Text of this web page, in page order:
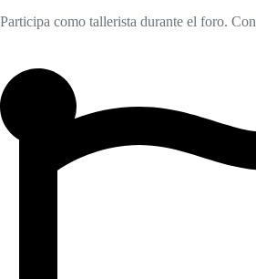
Participa como tallerista durante el foro.